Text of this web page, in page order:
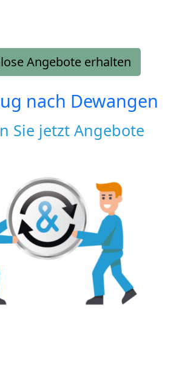
Angebote erhalten
nach Dewangen
Sie jetzt Angebote